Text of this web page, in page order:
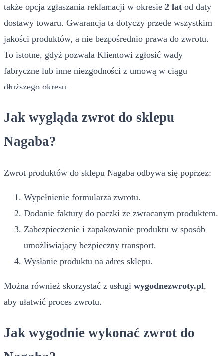
także opcja zgłaszania reklamacji w okresie 2 lat od daty
dostawy towaru. Gwarancja ta dotyczy przede wszystkim
jakości produktów, a nie bezpośrednio prawa do zwrotu.
To istotne, gdyż pozwala Klientowi zgłosić wady
fabryczne lub inne niezgodności z umową w ciągu
dłuższego okresu.
Jak wygląda zwrot do sklepu
Nagaba?
Zwrot produktów do sklepu Nagaba odbywa się poprzez:
Wypełnienie formularza zwrotu.
Dodanie faktury do paczki ze zwracanym produktem.
Zabezpieczenie i zapakowanie produktu w sposób
umożliwiający bezpieczny transport.
Wysłanie produktu na adres sklepu.
Można również skorzystać z usługi wygodnezwroty.pl,
aby ułatwić proces zwrotu.
Jak wygodnie wykonać zwrot do